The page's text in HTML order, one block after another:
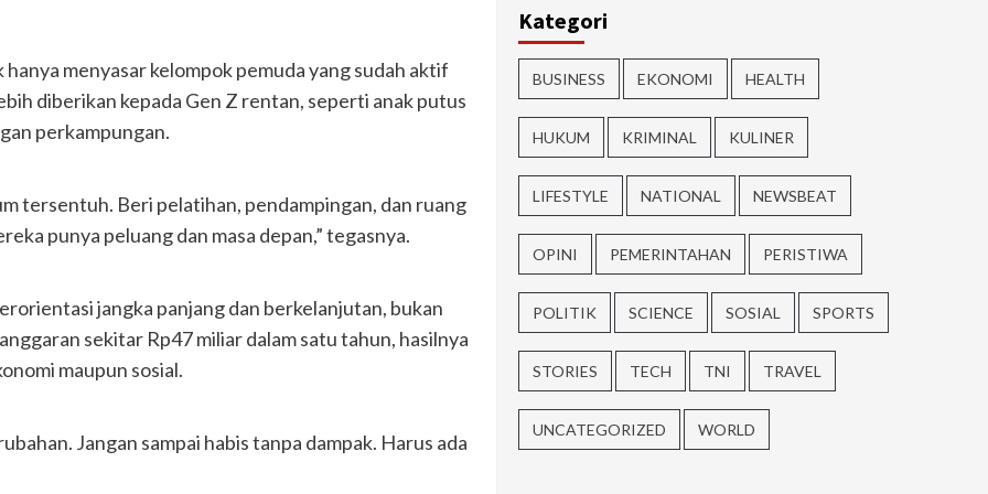
menyasar kelompok pemuda yang sudah aktif
diberikan kepada Gen Z rentan, seperti anak putus
perkampungan.
tersentuh. Beri pelatihan, pendampingan, dan ruang
punya peluang dan masa depan,” tegasnya.
jangka panjang dan berkelanjutan, bukan
sekitar Rp47 miliar dalam satu tahun, hasilnya
maupun sosial.
Jangan sampai habis tanpa dampak. Harus ada
Kategori
BUSINESS EKONOMI HEALTH
HUKUM KRIMINAL KULINER
LIFESTYLE NATIONAL NEWSBEAT
OPINI PEMERINTAHAN PERISTIWA
POLITIK SCIENCE SOSIAL SPORTS
STORIES TECH TNI TRAVEL
UNCATEGORIZED WORLD